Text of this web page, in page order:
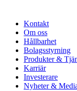
Kontakt
Om oss
Hållbarhet
Bolagsstyrning
Produkter &
Karriär
Investerare
Nyheter &